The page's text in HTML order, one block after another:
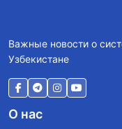
Важные новости о
Узбекистане
О нас